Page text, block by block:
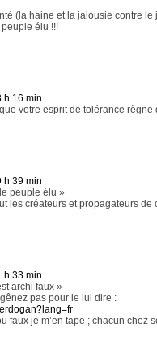
(la haine et la jalousie contre
élu !!!
h 16 min
votre esprit de tolérance
h 39 min
peuple élu »
les créateurs et propagateurs de
h 33 min
archi faux »
pas pour le lui dire :
faux je m’en tape ; chacun chez